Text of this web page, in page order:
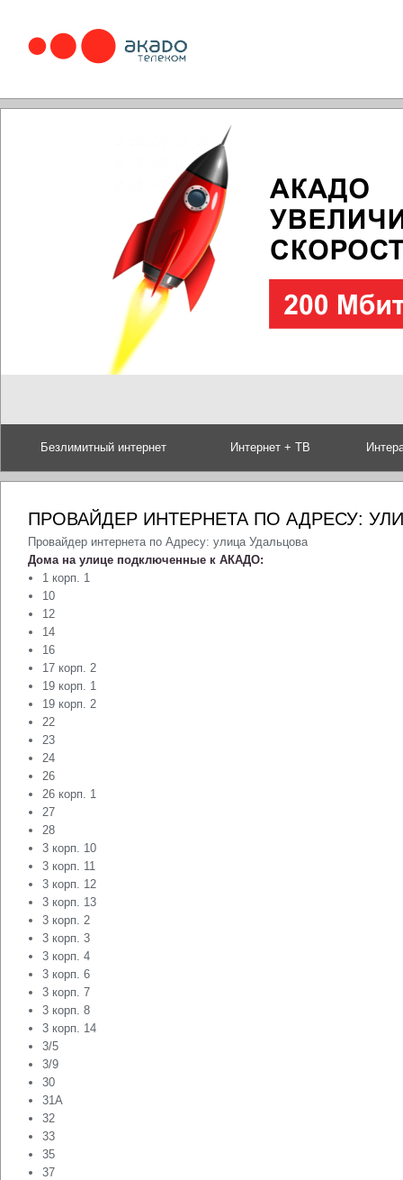
Безлимитный интернет Интернет + ТВ
ПРОВАЙДЕР ИНТЕРНЕТА ПО АДРЕСУ:
Провайдер интернета по Адресу: улица Удальцова
Дома на улице подключенные к АКАДО:
1 корп. 1
10
12
14
16
17 корп. 2
19 корп. 1
19 корп. 2
22
23
24
26
26 корп. 1
27
28
3 корп. 10
3 корп. 11
3 корп. 12
3 корп. 13
3 корп. 2
3 корп. 3
3 корп. 4
3 корп. 6
3 корп. 7
3 корп. 8
3 корп. 14
3/5
3/9
30
31А
32
33
35
37